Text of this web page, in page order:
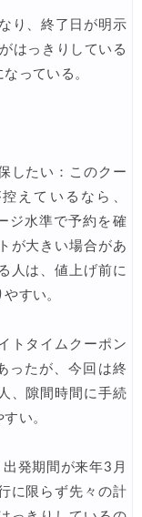
り、終了日が明示
はっきりしている
っている。
したい：このクー
えているなら、
ジ水準で予約を確
が大きい場合があ
人は、値上げ前に
すい。
トタイムクーポン
ったが、今回は終
、隙間時間に手続
い。
発期間が来年3月
に限らず先々の計